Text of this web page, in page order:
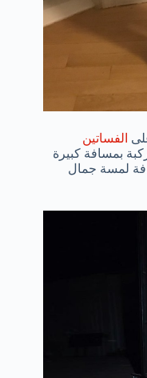
الفساتين
بمسافة كبيرة
لمسة جمال